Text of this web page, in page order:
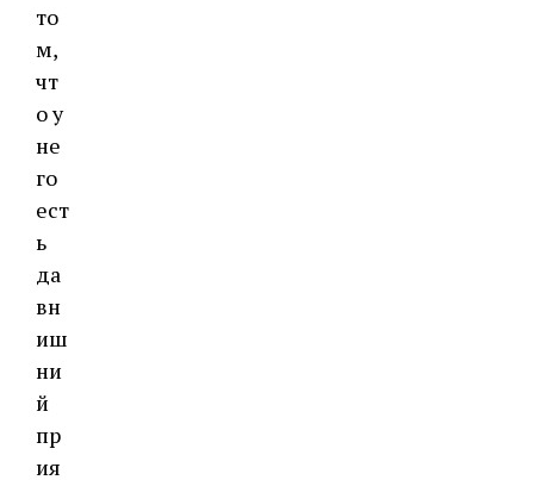
то
м,
чт
о у
не
го
ест
ь
да
вн
иш
ни
й
пр
ия